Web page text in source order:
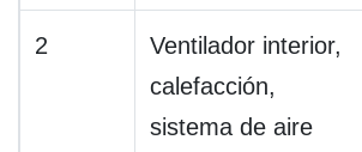
2
Ventilador interior,
calefacción,
sistema de aire